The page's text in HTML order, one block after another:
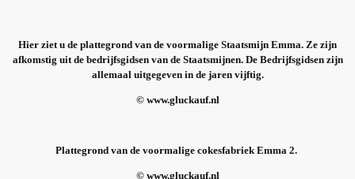
Hier ziet u de plattegrond van de voormalige Staatsmijn Emma. Ze zijn
afkomstig uit de bedrijfsgidsen van de Staatsmijnen. De Bedrijfsgidsen zijn
allemaal uitgegeven in de jaren vijftig.
© www.gluckauf.nl
Plattegrond van de voormalige cokesfabriek Emma 2.
© www.gluckauf.nl